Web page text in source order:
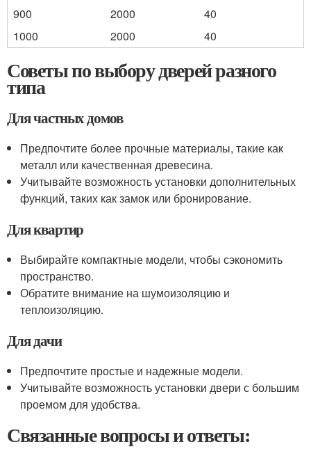
900
2000
40
1000
2000 40
Советы по выбору дверей разного
типа
Для частных домов
Предпочтите более прочные материалы, такие как
металл или качественная древесина.
Учитывайте возможность установки дополнительных
функций, таких как замок или бронирование.
Для квартир
Выбирайте компактные модели, чтобы сэкономить
пространство.
Обратите внимание на шумоизоляцию и
теплоизоляцию.
Для дачи
Предпочтите простые и надежные модели.
Учитывайте возможность установки двери с большим
проемом для удобства.
Связанные вопросы и ответы: